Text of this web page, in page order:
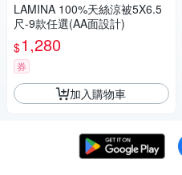
LAMINA 100%天絲涼被5X6.5
尺-9款任選(AA面設計)
$1,280
券
加入購物車